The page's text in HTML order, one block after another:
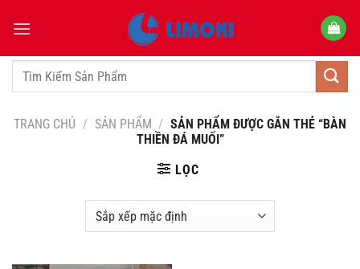
qua
dungTìm
TRANG CHỦ / SẢN PHẨM / SẢN PHẨM ĐƯỢC GẮN THẺ “BÀN
THIỀN ĐÁ MUỐI”
LỌC